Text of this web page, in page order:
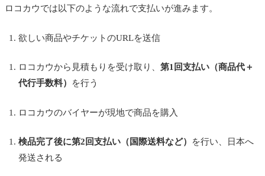
ロコカウでは以下のような流れで支払いが進みます。
欲しい商品やチケットのURLを送信
ロコカウから見積もりを受け取り、 第1回支払い（商品代＋
代行手数料）
を行う
ロコカウのバイヤーが現地で商品を購入
検品完了後に第2回支払い（国際送料など）
を行い、日本へ
発送される